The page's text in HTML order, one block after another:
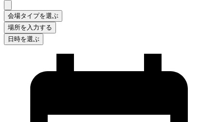
会場タイプを選ぶ
場所を入力する
日時を選ぶ